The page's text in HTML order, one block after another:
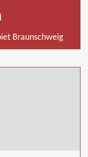
Braunschweig